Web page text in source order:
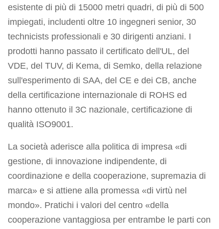
esistente di più di 15000 metri quadri, di più di 500
impiegati, includenti oltre 10 ingegneri senior, 30
technicists professionali e 30 dirigenti anziani. I
prodotti hanno passato il certificato dell'UL, del
VDE, del TUV, di Kema, di Semko, della relazione
sull'esperimento di SAA, del CE e dei CB, anche
della certificazione internazionale di ROHS ed
hanno ottenuto il 3C nazionale, certificazione di
qualità ISO9001.
La società aderisce alla politica di impresa «di
gestione, di innovazione indipendente, di
coordinazione e della cooperazione, supremazia di
marca» e si attiene alla promessa «di virtù nel
mondo». Pratichi i valori del centro «della
cooperazione vantaggiosa per entrambe le parti con